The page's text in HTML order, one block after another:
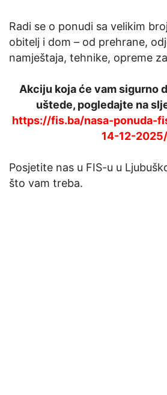
Radi se o ponudi sa velikim
obitelj i dom – od prehrane,
namještaja, tehnike, opreme
Akciju koja će vam sigurno
uštede, pogledajte na
https://fis.ba/nasa-ponuda-
14-12-2025/
Posjetite nas u FIS-u u
što vam treba.